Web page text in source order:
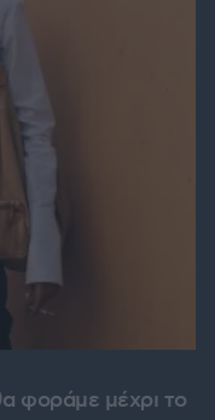
φοράμε μέχρι το